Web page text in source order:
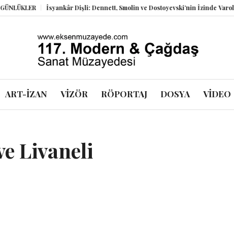
İsyankâr Dişli: Dennett, Smolin ve Dostoyevski’nin İzinde Varoluşsal Bir
ART-İZAN VİZÖR RÖPORTAJ DOSYA VİDEO
Livaneli